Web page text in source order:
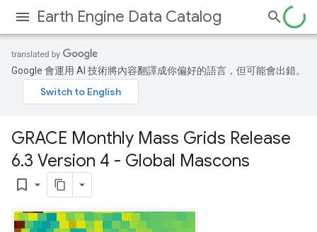
Earth Engine Data Catalog
Google 會運用 AI 技術將內容翻譯成你偏好的語言，但可能會出錯。
GRACE Monthly Mass Grids Release
6.3 Version 4 - Global Mascons
bookmark_border